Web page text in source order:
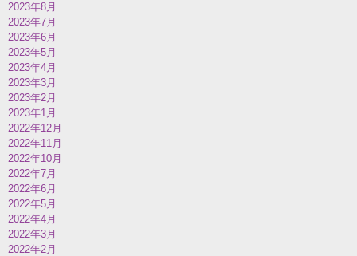
2023年8月
2023年7月
2023年6月
2023年5月
2023年4月
2023年3月
2023年2月
2023年1月
2022年12月
2022年11月
2022年10月
2022年7月
2022年6月
2022年5月
2022年4月
2022年3月
2022年2月